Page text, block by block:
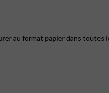
au format papier dans